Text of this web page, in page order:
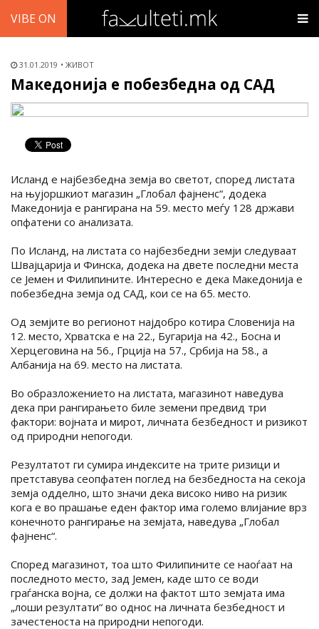
VIBE ON
31.01.2019 ЖИВОТ
Македонија е побезбедна од САД
Исланд е најбезбедна земја во светот, според листата
на њујоршкиот магазин „Глобал фајненс“, додека
Македонија е рангирана на 59. место меѓу 128 држави
опфатени со анализата.
По Исланд, на листата со најбезбедни земји следуваат
Швајцарија и Финска, додека на двете последни места
се Јемен и Филипините. Интересно е дека Македонија е
побезбедна земја од САД, кои се на 65. место.
Од земјите во регионот најдобро котира Словенија на
12. место, Хрватска е на 22., Бугарија на 42., Босна и
Херцеговина на 56., Грција на 57., Србија на 58., а
Албанија на 69. место на листата.
Во образложението на листата, магазинот наведува
дека при рангирањето биле земени предвид три
фактори: војната и мирот, личната безбедност и ризикот
од природни непогоди.
Резултатот ги сумира индексите на трите ризици и
претставува сеопфатен поглед на безбедноста на секоја
земја одделно, што значи дека високо ниво на ризик
кога е во прашање еден фактор има големо влијание врз
конечното рангирање на земјата, наведува „Глобал
фајненс“.
Според магазинот, тоа што Филипините се наоѓаат на
последното место, зад Јемен, каде што се води
граѓанска војна, се должи на фактот што земјата има
„лоши резултати“ во однос на личната безбедност и
зачестеноста на природни непогоди.